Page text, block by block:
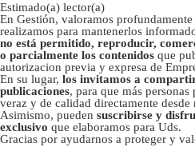
Estimado(a) lector(a)
En Gestión, valoramos
realizamos para mantenerlos
no está permitido, reproducir,
o parcialmente los contenidos que
autorizacion previa y expresa de
En su lugar, los invitamos a
publicaciones, para que más
veraz y de calidad directamente
Asimismo, pueden suscribirse y
exclusivo que elaboramos para Uds.
Gracias por ayudarnos a proteger y